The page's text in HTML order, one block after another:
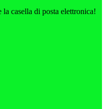
casella di posta elettronica!